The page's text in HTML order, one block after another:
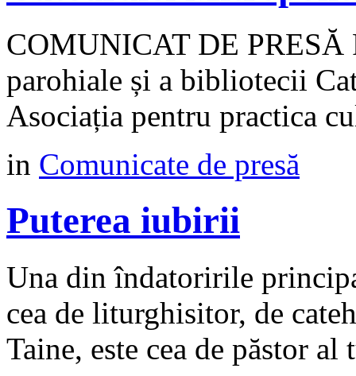
COMUNICAT DE PRESĂ
parohiale și a bibliotecii
Asociația pentru practica
in Comunicate de presă
Puterea iubirii
Una din îndatoririle
cea de liturghisitor, de
Taine, este cea de păstor al